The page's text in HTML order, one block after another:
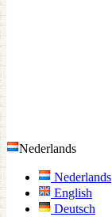
Nederlands
Nederlands
English
Deutsch